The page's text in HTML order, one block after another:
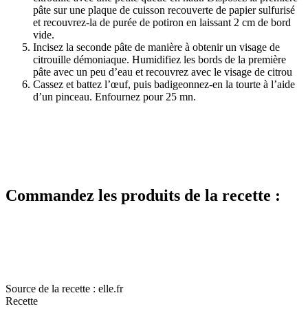
pâte sur une plaque de cuisson recouverte de papier sulfurisé
et recouvrez-la de purée de potiron en laissant 2 cm de bord
vide.
Incisez la seconde pâte de manière à obtenir un visage de
citrouille démoniaque. Humidifiez les bords de la première
pâte avec un peu d’eau et recouvrez avec le visage de citrou
Cassez et battez l’œuf, puis badigeonnez-en la tourte à l’aide
d’un pinceau. Enfournez pour 25 mn.
Commandez les produits de la recette :
Source de la recette : elle.fr
Recette